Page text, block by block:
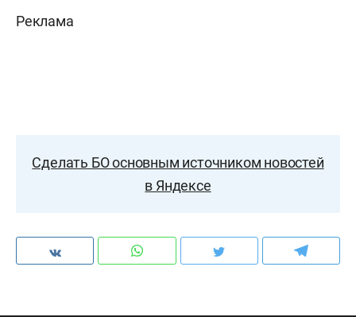
Реклама
Сделать БО основным источником новостей
в Яндексе